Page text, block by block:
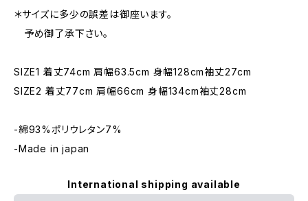
＊サイズに多少の誤差は御座います。
予め御了承下さい。
SIZE1 着丈74cm 肩幅63.5cm 身幅128cm袖丈27cm
SIZE2 着丈77cm 肩幅66cm 身幅134cm袖丈28cm
-綿93%ポリウレタン7%
-Made in japan
International shipping available